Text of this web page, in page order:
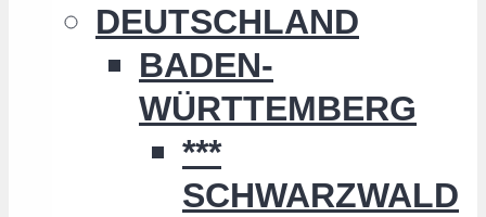
DEUTSCHLAND
BADEN-
WÜRTTEMBERG
***
SCHWARZWALD